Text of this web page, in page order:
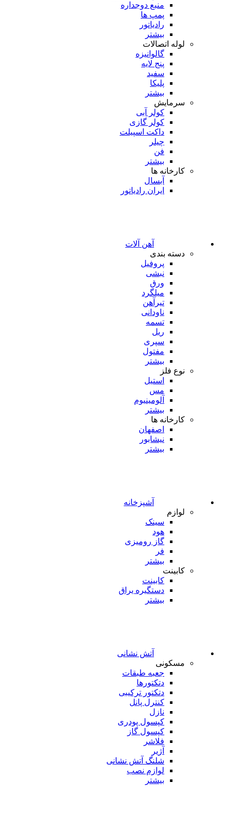
منبع دوجداره
پمپ ها
رادیاتور
بیشتر
لوله اتصالات
گالوانیزه
پنج لایه
سفید
پلیکا
بیشتر
سرمایش
کولر آبی
کولر گازی
داکت اسپیلت
چیلر
فن
بیشتر
کارخانه ها
آبسال
ایران رادیاتور
آهن آلات
دسته بندی
پروفیل
نبشی
ورق
میلگرد
تیرآهن
ناودانی
تسمه
ریل
سپری
مفتول
بیشتر
نوع فلز
استیل
مس
آلومینیوم
بیشتر
کارخانه ها
اصفهان
نیشابور
بیشتر
آشپزخانه
لوازم
سینک
هود
گاز رومیزی
فر
بیشتر
کابینت
کابینت
دستگیره یراق
بیشتر
آتش نشانی
مسکونی
جعبه طبقات
دتکتورها
دتکتور ترکیبی
کنترل پانل
نازل
کپسول پودری
کپسول گاز
فلاشر
آژیر
شلنگ آتش نشانی
لوازم نصب
بیشتر